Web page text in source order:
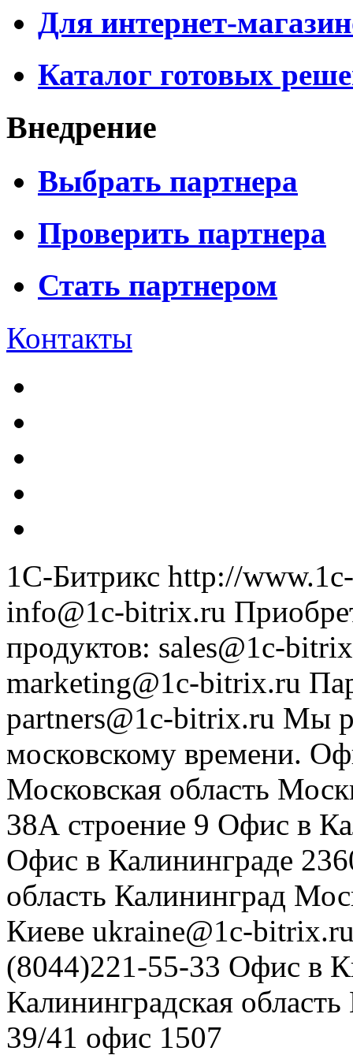
Для интернет-
Каталог готовых
Внедрение
Выбрать партнера
Проверить партнера
Стать партнером
Контакты
1С-Битрикс http://
info@1c-bitrix.ru
продуктов: sales@1c-
marketing@1c-bitrix.ru
partners@1c-bitrix.ru Мы
московскому времени.
Московская область
38А строение 9 Офис в
Офис в Калининграде
область Калининград
Киеве ukraine@1c-
(8044)221-55-33 Офис в
Калининградская область
39/41 офис 1507